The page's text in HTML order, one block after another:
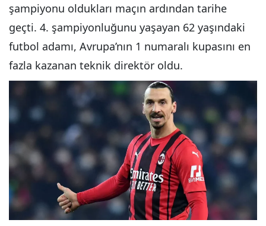
şampiyonu oldukları maçın ardından tarihe
geçti. 4. şampiyonluğunu yaşayan 62 yaşındaki
futbol adamı, Avrupa’nın 1 numaralı kupasını en
fazla kazanan teknik direktör oldu.